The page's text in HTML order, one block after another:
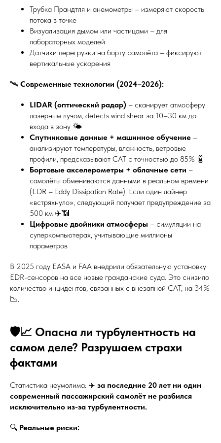
Трубка Прандтля и анемометры – измеряют скорость
потока в точке
Визуализация дымом или частицами – для
лабораторных моделей
Датчики перегрузки на борту самолёта – фиксируют
вертикальные ускорения
🛰️ Современные технологии (2024–2026):
LIDAR (оптический радар) – сканирует атмосферу
лазерным лучом, detects wind shear за 10–30 км до
входа в зону 🌤️
Спутниковые данные + машинное обучение –
анализируют температуры, влажность, ветровые
профили, предсказывают CAT с точностью до 85% 🤖
Бортовые акселерометры + облачные сети –
самолёты обмениваются данными в реальном времени
(EDR – Eddy Dissipation Rate). Если один лайнер
«встряхнуло», следующий получает предупреждение за
500 км ✈️📶
Цифровые двойники атмосферы – симуляции на
суперкомпьютерах, учитывающие миллионы
параметров
В 2025 году EASA и FAA внедрили обязательную установку
EDR-сенсоров на все новые гражданские суда. Это снизило
количество инцидентов, связанных с внезапной CAT, на 34%
📉.
🛡️📈 Опасна ли турбулентность на
самом деле? Разрушаем страхи
фактами
Статистика неумолима: ✈️ за последние 20 лет ни один
современный пассажирский самолёт не разбился
исключительно из-за турбулентности.
🔍 Реальные риски: